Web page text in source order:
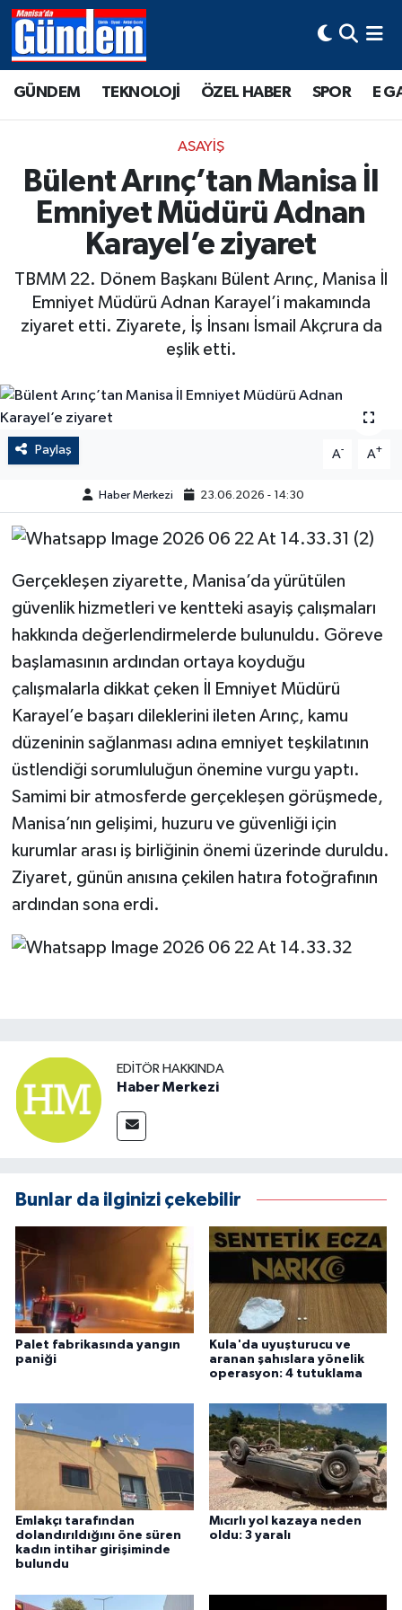
GÜNDEM TEKNOLOJİ ÖZEL HABER SPOR E
ASAYİŞ
Bülent Arınç’tan Manisa İl
Emniyet Müdürü Adnan
Karayel’e ziyaret
TBMM 22. Dönem Başkanı Bülent Arınç, Manisa İl
Emniyet Müdürü Adnan Karayel’i makamında
ziyaret etti. Ziyarete, İş İnsanı İsmail Akçrura da
eşlik etti.
Paylaş A- A+
Haber Merkezi 23.06.2026 - 14:30
Gerçekleşen ziyarette, Manisa’da yürütülen
güvenlik hizmetleri ve kentteki asayiş çalışmaları
hakkında değerlendirmelerde bulunuldu. Göreve
başlamasının ardından ortaya koyduğu
çalışmalarla dikkat çeken İl Emniyet Müdürü
Karayel’e başarı dileklerini ileten Arınç, kamu
düzeninin sağlanması adına emniyet teşkilatının
üstlendiği sorumluluğun önemine vurgu yaptı.
Samimi bir atmosferde gerçekleşen görüşmede,
Manisa’nın gelişimi, huzuru ve güvenliği için
kurumlar arası iş birliğinin önemi üzerinde duruldu.
Ziyaret, günün anısına çekilen hatıra fotoğrafının
ardından sona erdi.
EDITÖR HAKKINDA
Haber Merkezi
Bunlar da ilginizi çekebilir
Palet fabrikasında yangın
paniği
Kula'da uyuşturucu ve
aranan şahıslara yönelik
operasyon: 4 tutuklama
Emlakçı tarafından
dolandırıldığını öne süren
kadın intihar girişiminde
bulundu
Mıcırlı yol kazaya neden
oldu: 3 yaralı
Manisa Hava Durumu
Tüm Manşetler
Son Dakika Haberleri
Haber Arşivi